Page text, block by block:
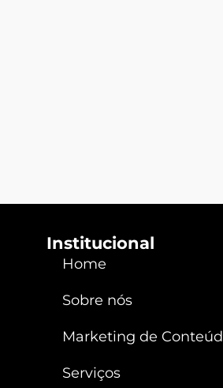
Institucional
Home
Sobre nós
Marketing de
Serviços